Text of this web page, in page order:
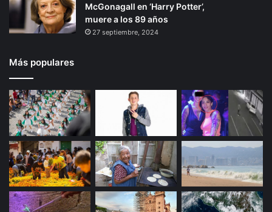
McGonagall en ‘Harry Potter’,
muere a los 89 años
27 septiembre, 2024
Más populares